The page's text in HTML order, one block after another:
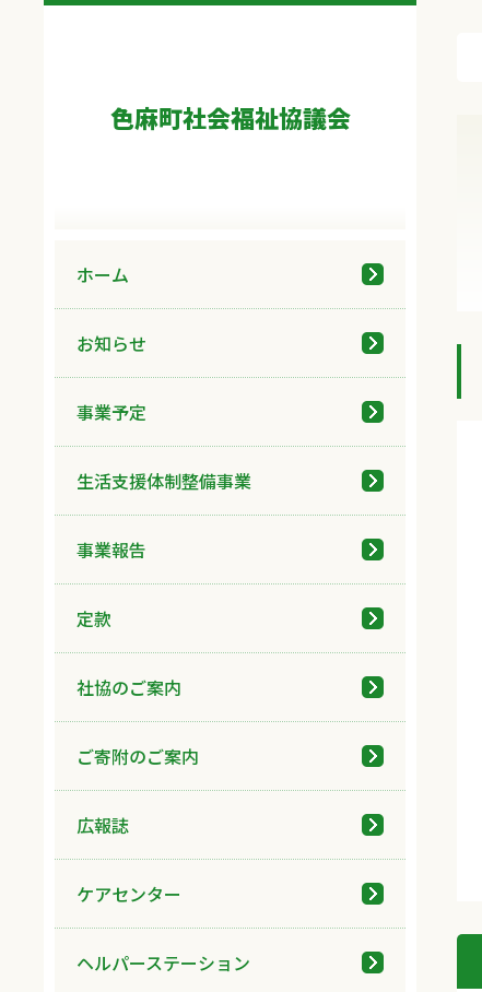
色麻町社会福祉協議会
ホーム
お知らせ
事業予定
生活支援体制整備事業
事業報告
定款
社協のご案内
ご寄附のご案内
広報誌
ケアセンター
ヘルパーステーション